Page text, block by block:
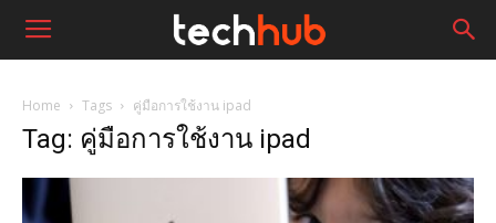
Home Tags คู่มือการใช้งาน ipad
Tag: คู่มือการใช้งาน ipad